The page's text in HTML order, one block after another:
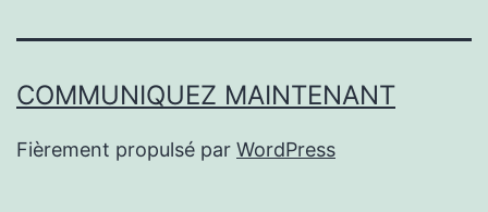
COMMUNIQUEZ MAINTENANT
Fièrement propulsé par WordPress